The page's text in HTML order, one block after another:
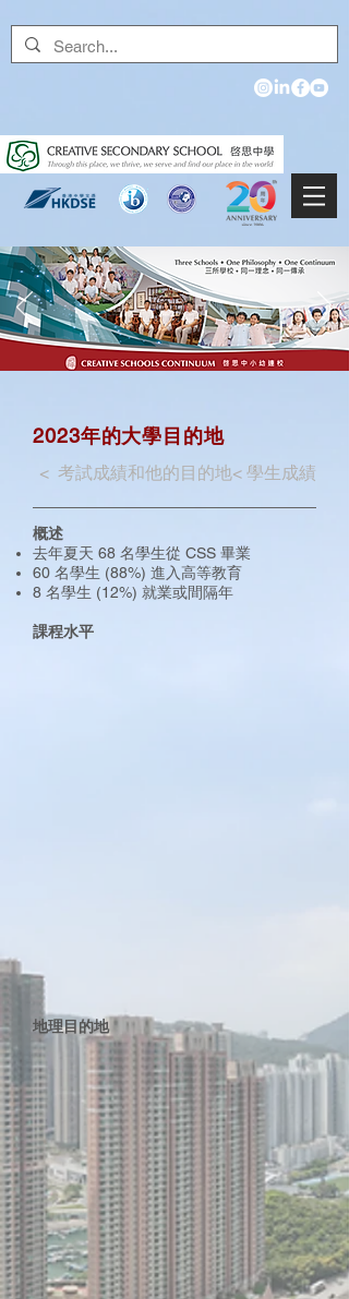
2023年的大學目的地
< 考試成績和他的目的地< 學生成績
概述
去年夏天 68 名學生從 CSS 畢業
60 名學生 (88%) 進入高等教育
8 名學生 (12%) 就業或間隔年
課程水平
地理目的地